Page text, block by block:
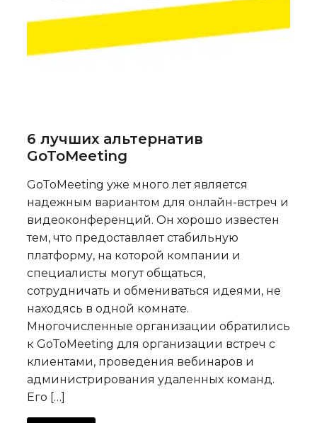
6 лучших альтернатив
GoToMeeting
GoToMeeting уже много лет является
надежным вариантом для онлайн-встреч и
видеоконференций. Он хорошо известен
тем, что предоставляет стабильную
платформу, на которой компании и
специалисты могут общаться,
сотрудничать и обмениваться идеями, не
находясь в одной комнате.
Многочисленные организации обратились
к GoToMeeting для организации встреч с
клиентами, проведения вебинаров и
администрирования удаленных команд.
Его […]